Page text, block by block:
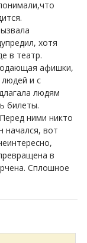
хотя
в театр.
афишки,
и с
людям
билеты.
ними никто
начался, вот
в
Сплошное